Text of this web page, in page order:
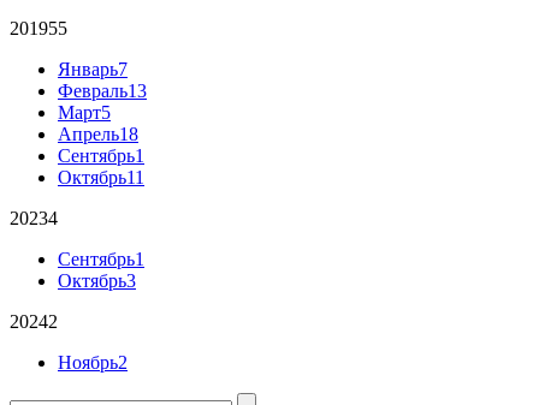
201955
Январь7
Февраль13
Март5
Апрель18
Сентябрь1
Октябрь11
20234
Сентябрь1
Октябрь3
20242
Ноябрь2